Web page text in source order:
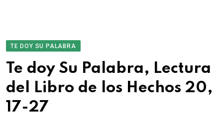
TE DOY SU PALABRA
Te doy Su Palabra, Lectura
del Libro de los Hechos 20,
17-27